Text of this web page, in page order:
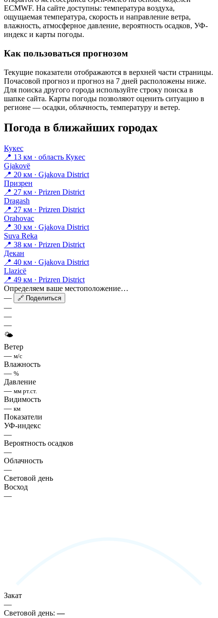
ECMWF. На сайте доступны: температура воздуха,
ощущаемая температура, скорость и направление ветра,
влажность, атмосферное давление, вероятность осадков, УФ-
индекс и карты погоды.
Как пользоваться прогнозом
Текущие показатели отображаются в верхней части страницы.
Почасовой прогноз и прогноз на 7 дней расположены ниже.
Для поиска другого города используйте строку поиска в
шапке сайта. Карты погоды позволяют оценить ситуацию в
регионе — осадки, облачность, температуру и ветер.
Погода в ближайших городах
Кукес
📍 13 км · область Кукес
Gjakovë
📍 20 км · Gjakova District
Призрен
📍 27 км · Prizren District
Dragash
📍 27 км · Prizren District
Orahovac
📍 30 км · Gjakova District
Suva Reka
📍 38 км · Prizren District
Декан
📍 40 км · Gjakova District
Llazicë
📍 49 км · Prizren District
Определяем ваше местоположение…
—
🔗 Поделиться
—
—
—
🌤
Ветер
— м/с
Влажность
— %
Давление
— мм рт.ст.
Видимость
— км
Показатели
УФ-индекс
—
Вероятность осадков
—
Облачность
—
Световой день
Восход
—
Закат
—
Световой день:—